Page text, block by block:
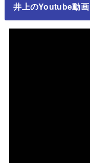
井上のYoutube動